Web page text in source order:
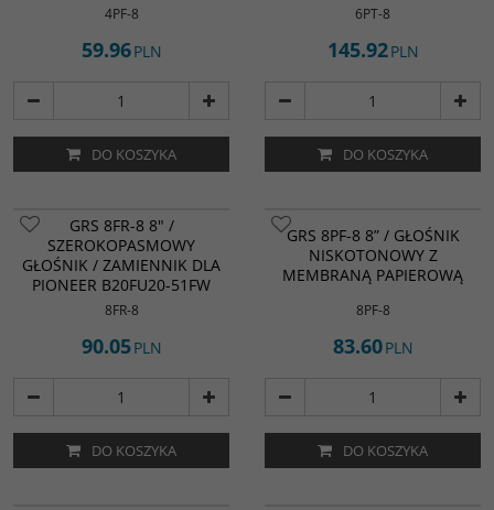
4PF-8
59.96PLN
DO KOSZYKA
6PT-8
145.92PLN
DO KOSZYKA
GRS 8FR-8 8" /
SZEROKOPASMOWY
GŁOŚNIK / ZAMIENNIK DLA
PIONEER B20FU20-51FW
8FR-8
90.05PLN
DO KOSZYKA
GRS 8PF-8 8” / GŁOŚNIK
NISKOTONOWY Z
MEMBRANĄ PAPIEROWĄ
8PF-8
83.60PLN
DO KOSZYKA